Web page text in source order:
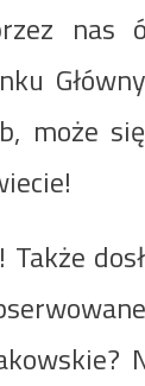
nas
może